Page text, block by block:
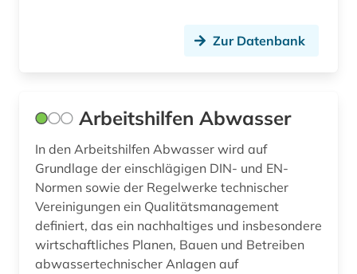
datensammlung (3)
ddr (1)
debatte (1)
deckenmalerei (1)
dehio, georg | kunsthistoriker; hochschullehrer;
historiker; maler; zeichner (1)
dehio-handbuch (1)
Zur Datenbank
Arbeitshilfen Abwasser
In den Arbeitshilfen Abwasser wird auf
Grundlage der einschlägigen DIN- und EN-
Normen sowie der Regelwerke technischer
Vereinigungen ein Qualitätsmanagement
definiert, das ein nachhaltiges und insbesondere
wirtschaftliches Planen, Bauen und Betreiben
abwassertechnischer Anlagen auf